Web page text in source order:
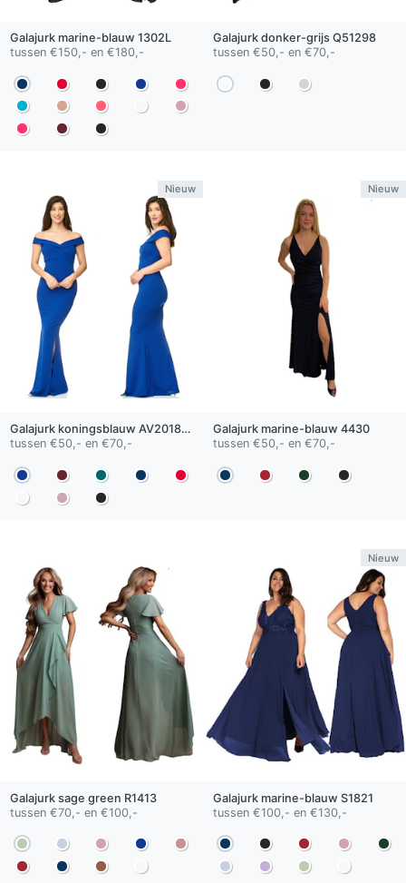
Galajurk marine-blauw 1302L
tussen €150,- en €180,-
Galajurk donker-grijsQ51298
tussen €50,- en €70,-
Nieuw
Galajurk koningsblauw AV201802
tussen €50,- en €70,-
Nieuw
Galajurk marine-blauw 4430
tussen €50,- en €70,-
Galajurk sage green R1413
tussen €70,- en €100,-
Nieuw
Galajurk marine-blauw S1821
tussen €100,- en €130,-